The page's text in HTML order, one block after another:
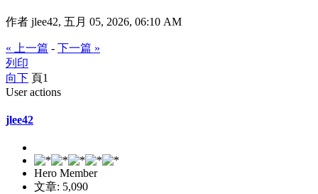
作者 jlee42, 五月 05, 2026, 06:10 AM
« 上一篇 - 下一篇 »
列印
向下 頁1
User actions
jlee42
Hero Member
文章: 5,090